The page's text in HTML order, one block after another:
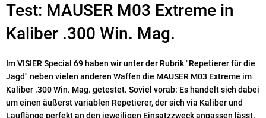
Test: MAUSER M03 Extreme in
Kaliber .300 Win. Mag.
Im VISIER Special 69 haben wir unter der Rubrik "Repetierer für die
Jagd" neben vielen anderen Waffen die MAUSER M03 Extreme im
Kaliber .300 Win. Mag. getestet. Soviel vorab: Es handelt sich dabei
um einen äußerst variablen Repetierer, der sich via Kaliber und
Lauflänge perfekt an den jeweiligen Einsatzzweck anpassen lässt.